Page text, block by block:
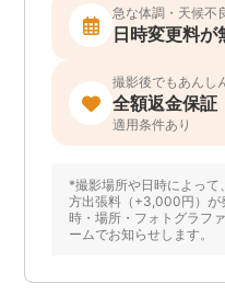
急な体調・天候不
日時変更料が
撮影後でもあんし
全額返金保証
適用条件あり
*撮影場所や日時によって
方出張料（+3,000円）が
時・場所・フォトグラフ
ームでお知らせします。